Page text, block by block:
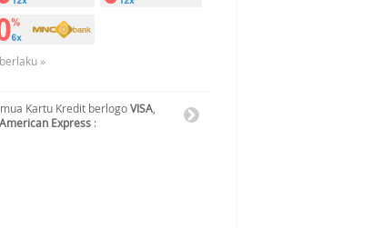
»
Kartu Kredit berlogoVISA
American Express :